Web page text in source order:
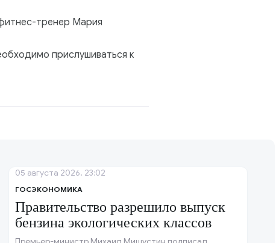
тренер Мария
прислушиваться к
ГОСЭКОНОМИКА
Правительство разрешило выпуск
бензина экологических классов
05 августа 2026, 23:02